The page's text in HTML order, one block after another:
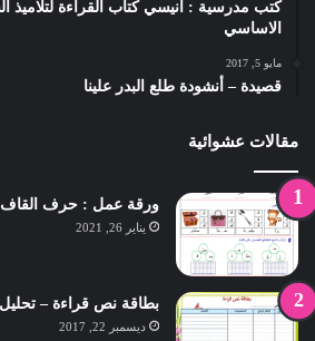
كتب مدرسية : أنيسي كتاب القراءة لتلاميذ
الاساسي
مايو 5, 2017
قصيدة – أنشودة طلع البدر علينا
مقالات عشوائية
ورقة عمل : حرف القاف
يناير 26, 2021
بطاقة نص قراءة –
ديسمبر 22, 2017